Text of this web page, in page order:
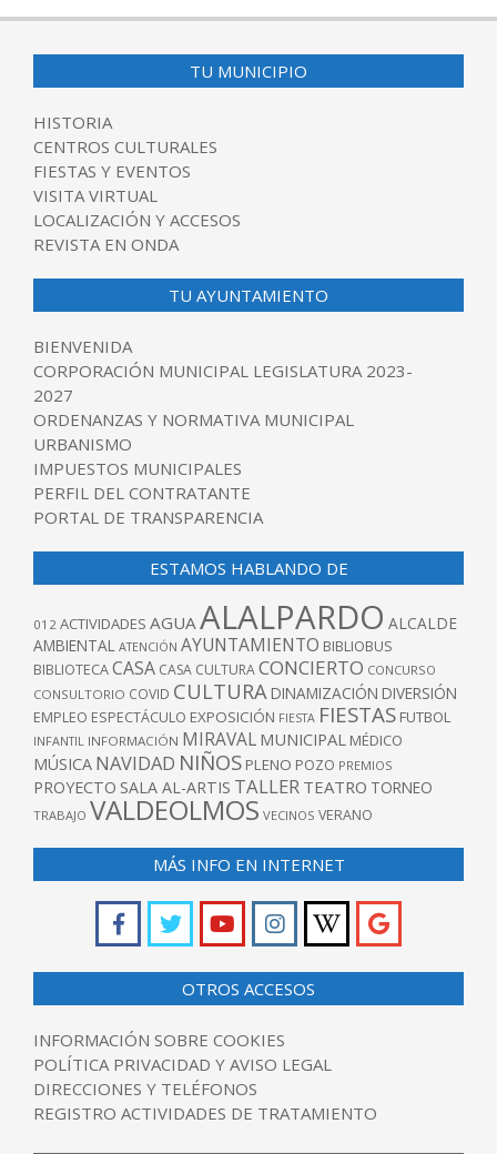
TU MUNICIPIO
HISTORIA
CENTROS CULTURALES
FIESTAS Y EVENTOS
VISITA VIRTUAL
LOCALIZACIÓN Y ACCESOS
REVISTA EN ONDA
TU AYUNTAMIENTO
BIENVENIDA
CORPORACIÓN MUNICIPAL LEGISLATURA 2023-
2027
ORDENANZAS Y NORMATIVA MUNICIPAL
URBANISMO
IMPUESTOS MUNICIPALES
PERFIL DEL CONTRATANTE
PORTAL DE TRANSPARENCIA
ESTAMOS HABLANDO DE
012 ACTIVIDADES AGUAALALPARDO ALCALDE
AMBIENTAL ATENCIÓN AYUNTAMIENTO BIBLIOBUS
BIBLIOTECACASA CASA CULTURACONCIERTO CONCURSO
CONSULTORIO COVID CULTURA DINAMIZACIÓN DIVERSIÓN
EMPLEO ESPECTÁCULO EXPOSICIÓN FIESTA FIESTAS FUTBOL
INFANTIL INFORMACIÓN MIRAVAL MUNICIPAL MÉDICO
MÚSICA NAVIDAD NIÑOS PLENO POZO PREMIOS
PROYECTO SALA AL-ARTIS TALLER TEATRO TORNEO
TRABAJO VALDEOLMOS VECINOS VERANO
MÁS INFO EN INTERNET
OTROS ACCESOS
INFORMACIÓN SOBRE COOKIES
POLÍTICA PRIVACIDAD Y AVISO LEGAL
DIRECCIONES Y TELÉFONOS
REGISTRO ACTIVIDADES DE TRATAMIENTO